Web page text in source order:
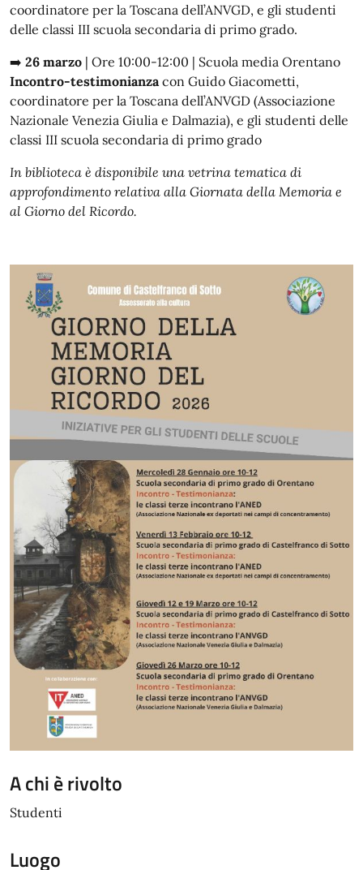
coordinatore per la Toscana dell’ANVGD, e gli studenti
delle classi III scuola secondaria di primo grado.
➡️ 26 marzo | Ore 10:00-12:00 | Scuola media Orentano
Incontro-testimonianza con Guido Giacometti,
coordinatore per la Toscana dell’ANVGD (Associazione
Nazionale Venezia Giulia e Dalmazia), e gli studenti delle
classi III scuola secondaria di primo grado
In biblioteca è disponibile una vetrina tematica di
approfondimento relativa alla Giornata della Memoria e
al Giorno del Ricordo.
A chi è rivolto
Studenti
Luogo